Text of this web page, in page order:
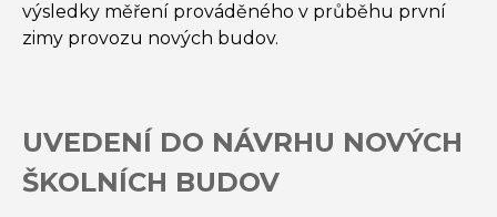
výsledky měření prováděného v průběhu první
zimy provozu nových budov.
UVEDENÍ DO NÁVRHU NOVÝCH
ŠKOLNÍCH BUDOV